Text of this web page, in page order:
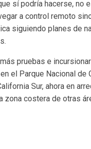
sí podría hacerse, no
a control remoto
siguiendo planes de
pruebas e
el Parque Nacional de
Sur, ahora en
zona costera de otras